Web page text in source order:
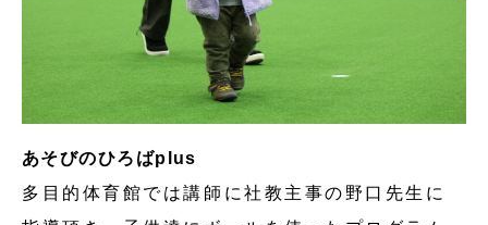
あそびのひろばplus
多目的体育館では講師に社教主事の野口先生に